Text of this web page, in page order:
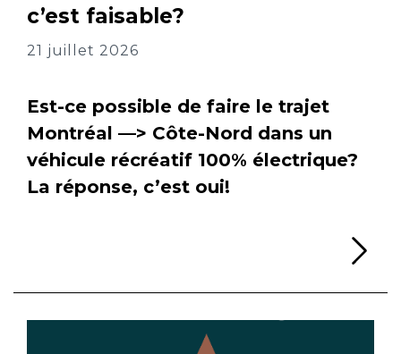
c’est faisable?
21 juillet 2026
Est-ce possible de faire le trajet
Montréal —> Côte-Nord dans un
véhicule récréatif 100% électrique?
La réponse, c’est oui!